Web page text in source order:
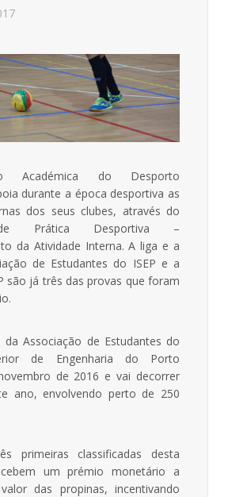
Académica do Desporto
durante a época desportiva as
dos seus clubes, através do
Prática Desportiva –
da Atividade Interna. A liga e a
de Estudantes do ISEP e a
são já três das provas que foram
Associação de Estudantes do
de Engenharia do Porto
de 2016 e vai decorrer
ano, envolvendo perto de 250
primeiras classificadas desta
um prémio monetário a
das propinas, incentivando